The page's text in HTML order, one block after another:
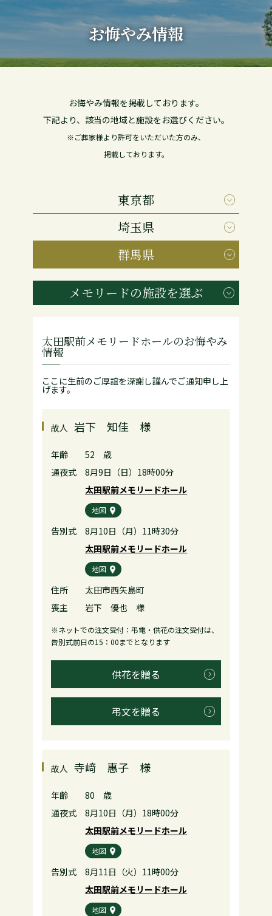
お悔やみ情報
お悔やみ情報を掲載しております。
下記より、該当の地域と施設をお選びください。
※ご葬家様より許可をいただいた方のみ、
掲載しております。
東京都
埼玉県
群馬県
メモリードの施設を選ぶ
太田駅前メモリードホールのお悔やみ
情報
ここに生前のご厚誼を深謝し謹んでご通知申し上
げます。
故人 岩下 知佳 様
年齢
52 歳
通夜式
8月9日（日）18時00分
太田駅前メモリードホール
地図
告別式
8月10日（月）11時30分
太田駅前メモリードホール
地図
住所
太田市西矢島町
喪主
岩下 優也 様
※ネットでの注文受付：弔電・供花の注文受付は、
告別式前日の15：00までとなります
供花を贈る
弔文を贈る
故人 寺﨑 惠子 様
年齢
80 歳
通夜式
8月10日（月）18時00分
太田駅前メモリードホール
地図
告別式
8月11日（火）11時00分
太田駅前メモリードホール
地図